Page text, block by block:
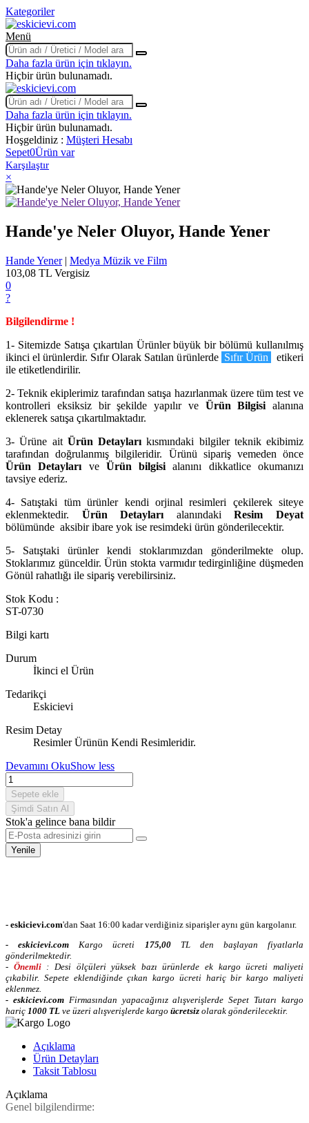
Kategoriler
Menü
Daha fazla ürün için tıklayın.
Hiçbir ürün bulunamadı.
Daha fazla ürün için tıklayın.
Hiçbir ürün bulunamadı.
Hoşgeldiniz : Müşteri Hesabı
Sepet0Ürün var
Karşılaştır
×
Hande'ye Neler Oluyor, Hande Yener
Hande Yener| Medya Müzik ve Film
103,08 TL Vergisiz
0
?
Bilgilendirme !
1- Sitemizde Satışa çıkartılan Ürünler büyük bir bölümü kullanılmış
ikinci el ürünlerdir. Sıfır Olarak Satılan ürünlerde Sıfır Ürün
etikeri
ile etiketlendirilir.
2- Teknik ekiplerimiz tarafından satışa hazırlanmak üzere tüm test ve
kontrolleri eksiksiz bir şekilde yapılır ve Ürün Bilgisi alanına
eklenerek satışa çıkartılmaktadır.
3- Ürüne ait Ürün Detayları kısmındaki bilgiler teknik ekibimiz
tarafından doğrulanmış bilgileridir. Ürünü sipariş vemeden önce
Ürün Detayları ve Ürün bilgisi alanını dikkatlice okumanızı
tavsiye ederiz.
4- Satıştaki tüm ürünler kendi orjinal resimleri çekilerek siteye
eklenmektedir. Ürün Detayları alanındakiResim Deyat
bölümünde aksibir ibare yok ise resimdeki ürün gönderilecektir.
5- Satıştaki ürünler kendi stoklarımızdan gönderilmekte olup.
Stoklarımız günceldir. Ürün stokta varmıdır tedirginliğine düşmeden
Gönül rahatlığı ile sipariş verebilirsiniz.
Stok Kodu :
ST-0730
Bilgi kartı
Durum
İkinci el Ürün
Tedarikçi
Eskicievi
Resim Detay
Resimler Ürünün Kendi Resimleridir.
Devamını OkuShow less
Sepete ekle
Şimdi Satın Al
Stok'a gelince bana bildir
- eskicievi.com'dan Saat 16:00 kadar verdiğiniz siparişler aynı gün kargolanır.
-eskicievi.com Kargo ücreti 175,00 TLden başlayan fiyatlarla
gönderilmektedir.
- Önemli
: Desi ölçüleri yüksek bazı ürünlerde ek kargo ücreti maliyeti
çıkabilir. Sepete eklendiğinde çıkan kargo ücreti hariç bir kargo maliyeti
eklenmez.
- eskicievi.comFirmasından yapacağınız alışverişlerde Sepet Tutarı kargo
hariç 1000 TL ve üzeri alışverişlerde kargo ücretsiz olarak gönderilecektir.
Açıklama
Ürün Detayları
Taksit Tablosu
Açıklama
Genel bilgilendirme: